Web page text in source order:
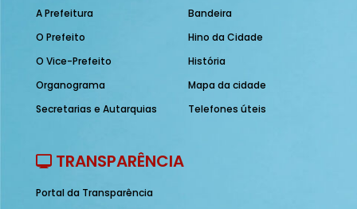
A Prefeitura
O Prefeito
O Vice-Prefeito
Organograma
Secretarias e Autarquias
Bandeira
Hino da Cidade
História
Mapa da cidade
Telefones úteis
TRANSPARÊNCIA
Portal da Transparência